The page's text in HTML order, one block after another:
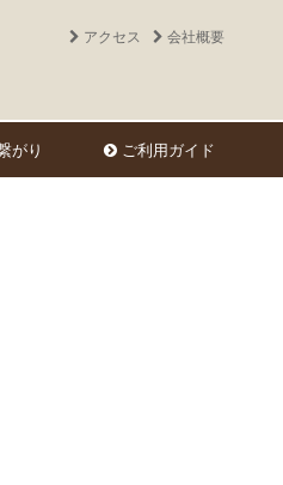
アクセス 会社概要
がり ご利用ガイド